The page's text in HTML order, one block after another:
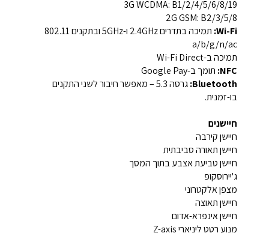
3G WCDMA: B1/2/4/5/6/8/19
2G GSM: B2/3/5/8
Wi-Fi:
תמיכה בתדרים 2.4GHz ו-5GHz ובתקנים 802.11
a/b/g/n/ac
תמיכה ב-Wi-Fi Direct
NFC: תומך ב-Google Pay
Bluetooth:
גרסה 5.3 – מאפשר חיבור לשני התקנים
בו-זמנית.
חיישנים
חיישן קירבה
חיישן תאורה סביבתית
חיישן טביעת אצבע בתוך המסך
ג'יירוסקופ
מצפן אלקטרוני
חיישן תאוצה
חיישן אינפרא-אדום
מנוע רטט ליניארי Z-axis